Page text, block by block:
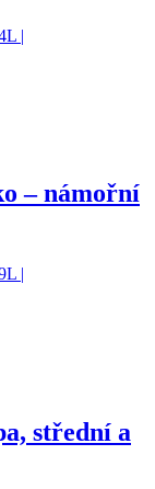
|
– námořní
|
střední a